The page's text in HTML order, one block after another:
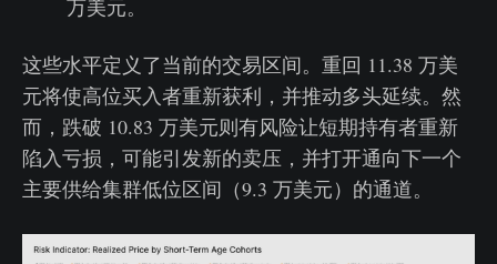
万美元。
这些水平定义了当前的交易区间。重回 11.38 万美
元将使高位买入者重新获利，并推动多头延续。然
而，跌破 10.83 万美元则有风险让短期持有者重新
陷入亏损，可能引发新的卖压，并打开通向下一个
主要供给集群低位区间（9.3 万美元）的通道。